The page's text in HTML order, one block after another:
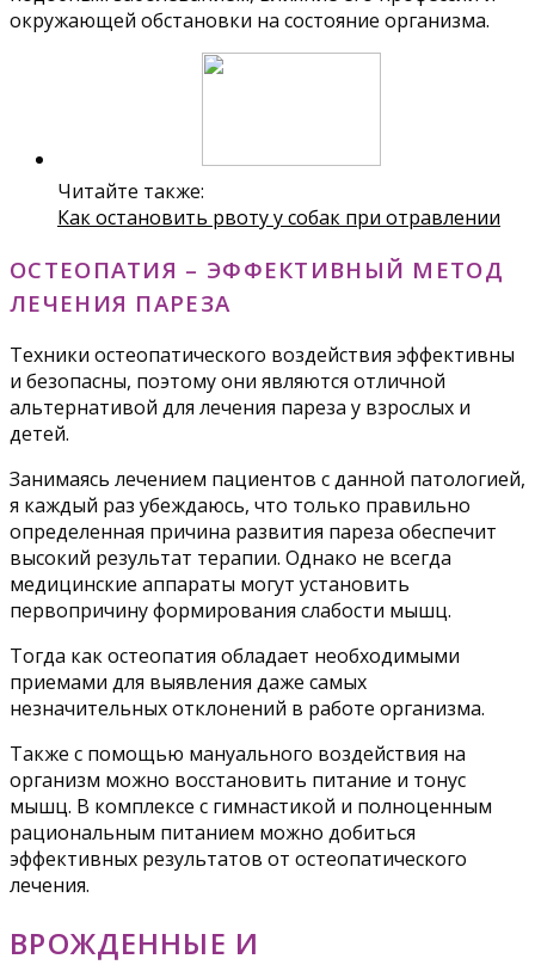
окружающей обстановки на состояние организма.
Читайте также:
Как остановить рвоту у собак при отравлении
ОСТЕОПАТИЯ – ЭФФЕКТИВНЫЙ МЕТОД
ЛЕЧЕНИЯ ПАРЕЗА
Техники остеопатического воздействия эффективны
и безопасны, поэтому они являются отличной
альтернативой для лечения пареза у взрослых и
детей.
Занимаясь лечением пациентов с данной патологией,
я каждый раз убеждаюсь, что только правильно
определенная причина развития пареза обеспечит
высокий результат терапии. Однако не всегда
медицинские аппараты могут установить
первопричину формирования слабости мышц.
Тогда как остеопатия обладает необходимыми
приемами для выявления даже самых
незначительных отклонений в работе организма.
Также с помощью мануального воздействия на
организм можно восстановить питание и тонус
мышц. В комплексе с гимнастикой и полноценным
рациональным питанием можно добиться
эффективных результатов от остеопатического
лечения.
ВРОЖДЕННЫЕ И